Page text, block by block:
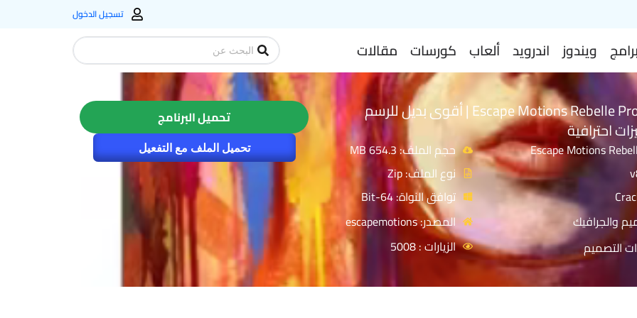
تسجيل الدخول
برامج ويندوز اندرويد ألعاب كورسات مقالات
Search
...
تحميل برنامج Escape Motions Rebelle Pro | أقوى بديل للرسم
احترافية
والجرافيك
التصميم
حجم الملف: 654.3 MB
نوع الملف: Zip
توافق النواة: 64-Bit
المصدر: escapemotions
الزيارات : 5008
تحميل البرنامج
تحميل الملف مع التفعيل